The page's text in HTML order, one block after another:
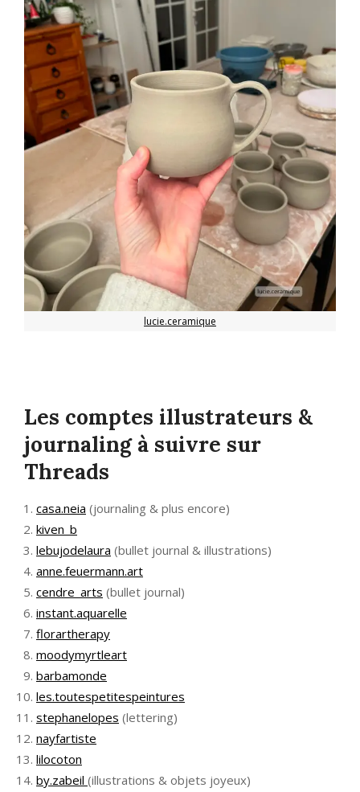
lucie.ceramique
Les comptes illustrateurs &
journaling à suivre sur
Threads
casa.neia (journaling & plus encore)
kiven_b
lebujodelaura (bullet journal & illustrations)
anne.feuermann.art
cendre_arts (bullet journal)
instant.aquarelle
florartherapy
moodymyrtleart
barbamonde
les.toutespetitespeintures
stephanelopes (lettering)
nayfartiste
lilocoton
by.zabeil (illustrations & objets joyeux)